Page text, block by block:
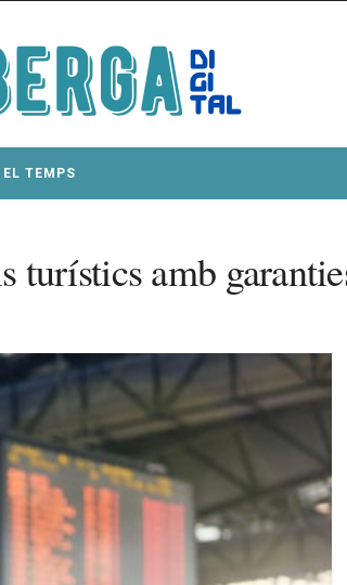
EL TEMPS
turístics amb